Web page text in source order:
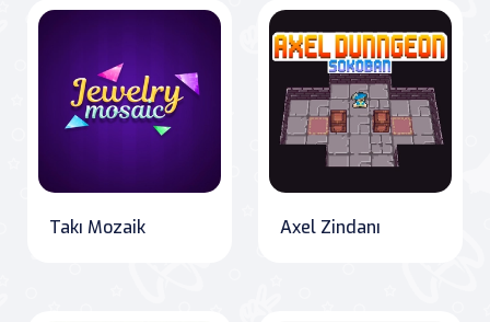
Takı Mozaik Axel Zindanı